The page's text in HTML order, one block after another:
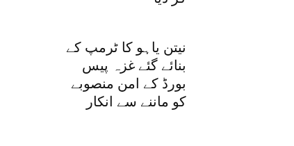
نیتن یاہو کا ٹرمپ کے
بنائے گئے غزہ پیس
بورڈ کے امن منصوبے
کو ماننے سے انکار